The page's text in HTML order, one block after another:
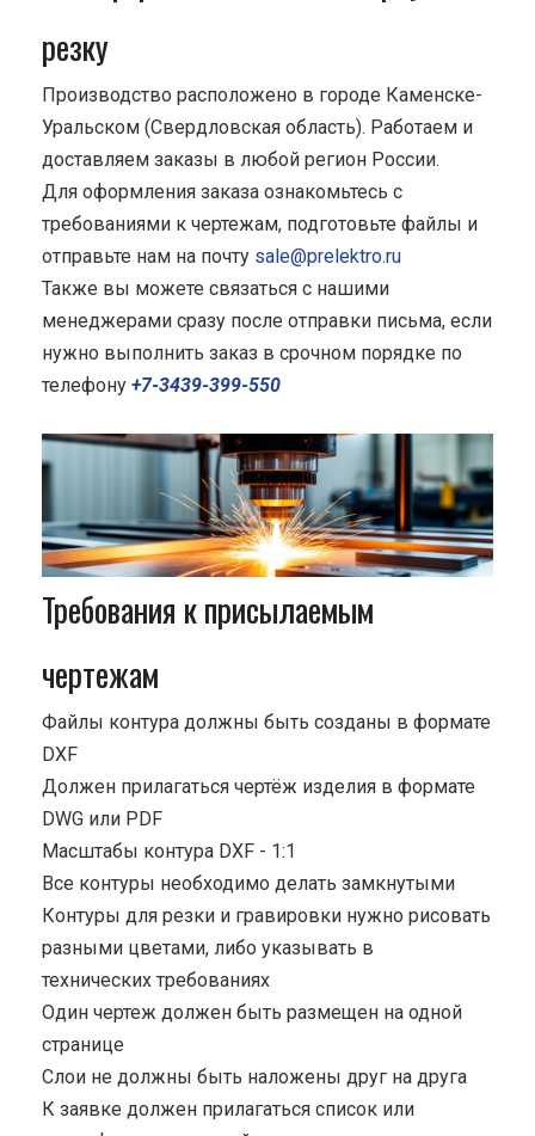
резку
Производство расположено в городе Каменске-
Уральском (Свердловская область). Работаем и
доставляем заказы в любой регион России.
Для оформления заказа ознакомьтесь с
требованиями к чертежам, подготовьте файлы и
отправьте нам на почту sale@prelektro.ru
Также вы можете связаться с нашими
менеджерами сразу после отправки письма, если
нужно выполнить заказ в срочном порядке по
телефону +7-3439-399-550
Требования к присылаемым
чертежам
Файлы контура должны быть созданы в формате
DXF
Должен прилагаться чертёж изделия в формате
DWG или PDF
Масштабы контура DXF - 1:1
Все контуры необходимо делать замкнутыми
Контуры для резки и гравировки нужно рисовать
разными цветами, либо указывать в
технических требованиях
Один чертеж должен быть размещен на одной
странице
Cлои не должны быть наложены друг на друга
К заявке должен прилагаться список или